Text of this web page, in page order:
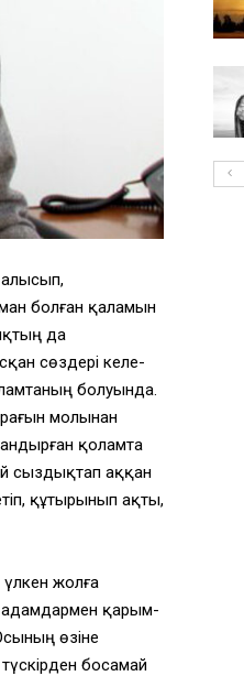
болған қаламын
да
сөздері келе-
болуында.
молынан
қоламта
сыздықтап аққан
құтырынып ақты,
жолға
адамдармен қарым-
өзіне
босамай